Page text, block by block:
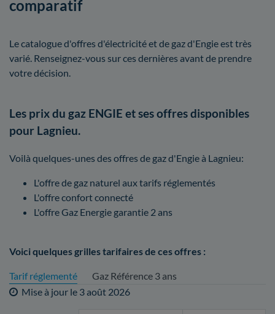
comparatif
Le catalogue d'offres d'électricité et de gaz d'Engie est très
varié. Renseignez-vous sur ces dernières avant de prendre
votre décision.
Les prix du gaz ENGIE et ses offres disponibles
pour Lagnieu.
Voilà quelques-unes des offres de gaz d'Engie à Lagnieu:
L'offre de gaz naturel aux tarifs réglementés
L'offre confort connecté
L'offre Gaz Energie garantie 2 ans
Voici quelques grilles tarifaires de ces offres :
Tarif réglementé
Gaz Référence 3 ans
Mise à jour le 3 août 2026